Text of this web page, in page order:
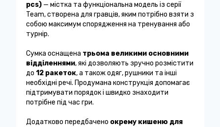
pcs)— містка та функціональна модель із серії
Team, створена для гравців, яким потрібно взяти з
собою максимум спорядження на тренування або
турнір.
Сумка оснащена трьома великими основними
відділеннями, які дозволяють зручно розмістити
до 12 ракеток, а також одяг, рушники та інші
необхідні речі. Продумана конструкція допомагає
підтримувати порядок і швидко знаходити
потрібне під час гри.
Додатково передбачено окрему кишеню для